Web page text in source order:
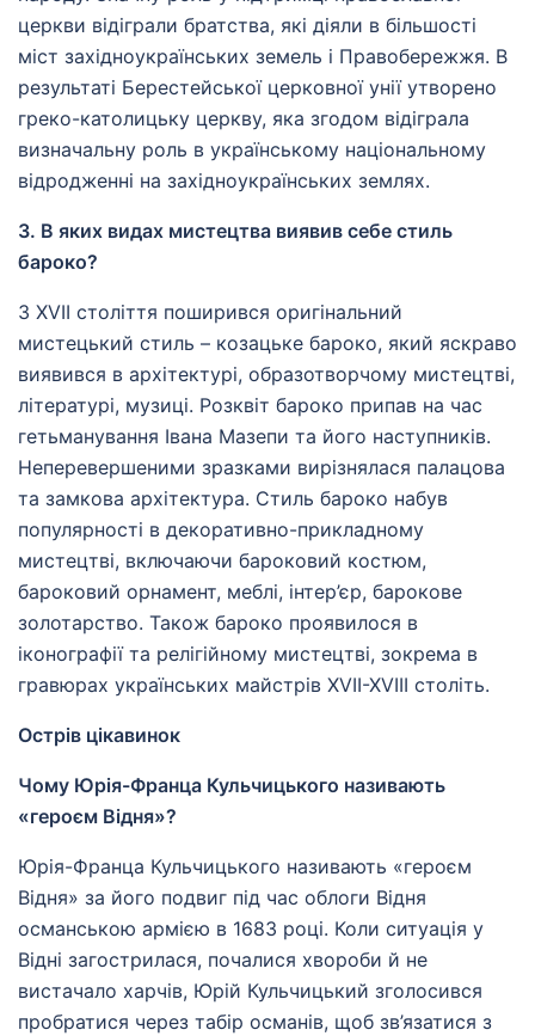
церкви відіграли братства, які діяли в більшості
міст західноукраїнських земель і Правобережжя. В
результаті Берестейської церковної унії утворено
греко-католицьку церкву, яка згодом відіграла
визначальну роль в українському національному
відродженні на західноукраїнських землях.
3. В яких видах мистецтва виявив себе стиль
бароко?
З XVII століття поширився оригінальний
мистецький стиль – козацьке бароко, який яскраво
виявився в архітектурі, образотворчому мистецтві,
літературі, музиці. Розквіт бароко припав на час
гетьманування Івана Мазепи та його наступників.
Неперевершеними зразками вирізнялася палацова
та замкова архітектура. Стиль бароко набув
популярності в декоративно-прикладному
мистецтві, включаючи бароковий костюм,
бароковий орнамент, меблі, інтер’єр, барокове
золотарство. Також бароко проявилося в
іконографії та релігійному мистецтві, зокрема в
гравюрах українських майстрів XVII-XVIII століть.
Острів цікавинок
Чому Юрія-Франца Кульчицького називають
«героєм Відня»?
Юрія-Франца Кульчицького називають «героєм
Відня» за його подвиг під час облоги Відня
османською армією в 1683 році. Коли ситуація у
Відні загострилася, почалися хвороби й не
вистачало харчів, Юрій Кульчицький зголосився
пробратися через табір османів, щоб зв’язатися з